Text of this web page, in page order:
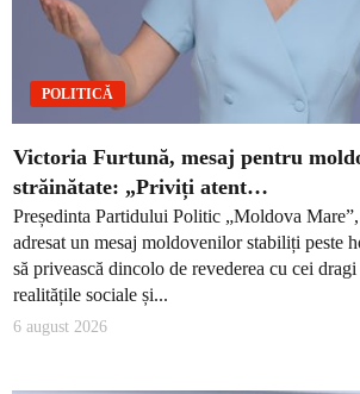
POLITICĂ
Victoria Furtună, mesaj pentru
străinătate: „Priviți atent…
Președinta Partidului Politic „Moldova
adresat un mesaj moldovenilor stabiliți peste
să privească dincolo de revederea cu cei dragi
realitățile sociale și...
6 august 2026